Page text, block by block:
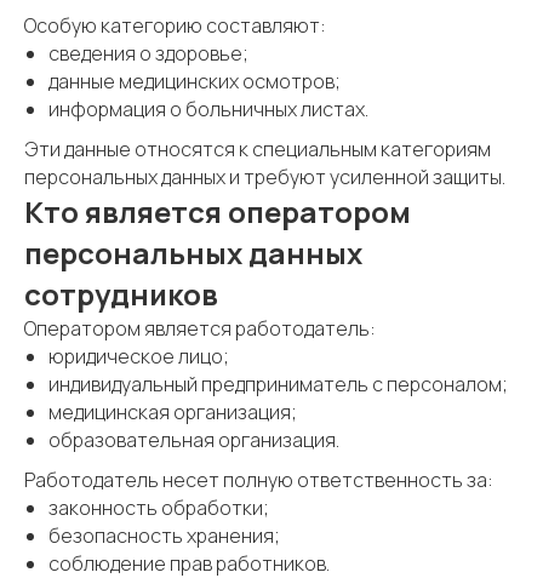
Особую категорию составляют:
сведения о здоровье;
данные медицинских осмотров;
информация о больничных листах.
Эти данные относятся к специальным категориям
персональных данных и требуют усиленной защиты.
Кто является оператором
персональных данных
сотрудников
Оператором является работодатель:
юридическое лицо;
индивидуальный предприниматель с персоналом;
медицинская организация;
образовательная организация.
Работодатель несет полную ответственность за:
законность обработки;
безопасность хранения;
соблюдение прав работников.